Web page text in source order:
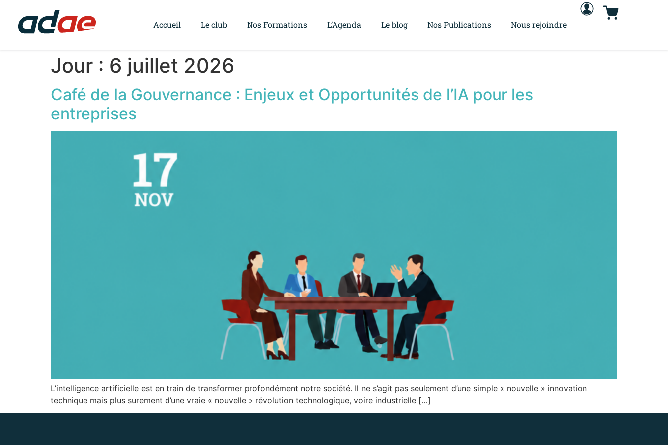
Accueil Le club Nos Formations L’Agenda Le blog Nos Publications Nous rejoindre
Jour : 6 juillet 2026
Café de la Gouvernance : Enjeux et Opportunités de l’IA pour les
entreprises
L’intelligence artificielle est en train de transformer profondément notre société. Il ne s’agit pas seulement d’une simple « nouvelle » innovation
technique mais plus surement d’une vraie « nouvelle » révolution technologique, voire industrielle […]